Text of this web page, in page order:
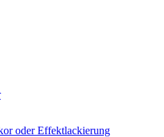
oder Effektlackierung